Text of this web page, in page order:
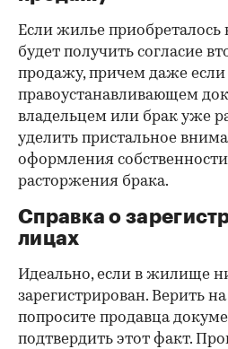
Если жилье приобреталось
будет получить согласие
продажу, причем даже если
правоустанавливающем
владельцем или брак уже
уделить пристальное
оформления
расторжения брака.
Справка о
лицах
Идеально, если в жилище
зарегистрирован. Верить
попросите продавца
подтвердить этот факт.